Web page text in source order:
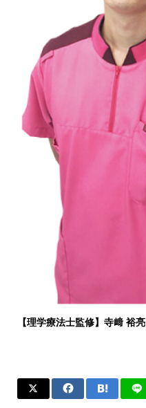
【理学療法士監修】寺﨑 裕亮